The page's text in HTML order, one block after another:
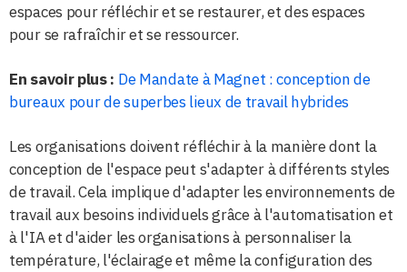
espaces pour réfléchir et se restaurer, et des espaces
pour se rafraîchir et se ressourcer.
En savoir plus : De Mandate à Magnet : conception de
bureaux pour de superbes lieux de travail hybrides
Les organisations doivent réfléchir à la manière dont la
conception de l'espace peut s'adapter à différents styles
de travail. Cela implique d'adapter les environnements de
travail aux besoins individuels grâce à l'automatisation et
à l'IA et d'aider les organisations à personnaliser la
température, l'éclairage et même la configuration des